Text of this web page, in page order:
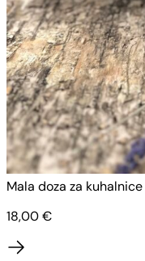
Mala doza za
18,00€